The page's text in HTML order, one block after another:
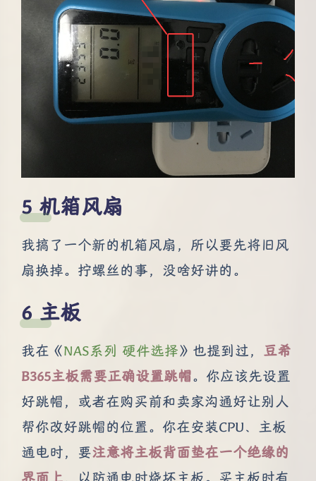
机箱风扇
我搞了一个新的机箱风扇，所以要先将旧风
扇换掉。拧螺丝的事，没啥好讲的。
主板
我在《NAS系列 硬件选择》也提到过， 豆希
B365主板需要正确设置跳帽。你应该先设置
好跳帽，或者在购买前和卖家沟通好让别人
帮你改好跳帽的位置。你在安装CPU、主板
通电时，要注意将主板背面垫在一个绝缘的